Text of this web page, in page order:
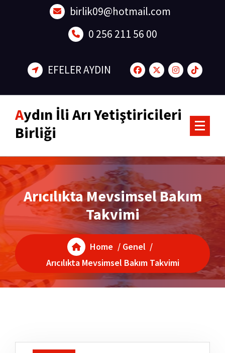
birlik09@hotmail.com
0 256 211 56 00
EFELER AYDIN
Aydın İli Arı Yetiştiricileri
Birliği
Arıcılıkta Mevsimsel Bakım
Takvimi
Home / Genel /
Arıcılıkta Mevsimsel Bakım Takvimi